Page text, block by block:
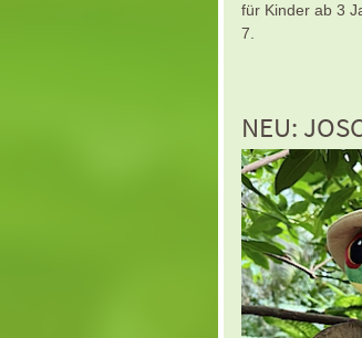
für Kinder ab 3
7.
NEU: